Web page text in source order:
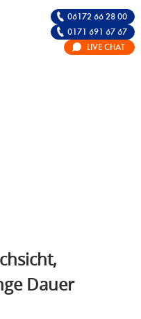
FÜR DIE
06172 66 28 00
0171 691 67 67
LIVE CHAT
Dauer